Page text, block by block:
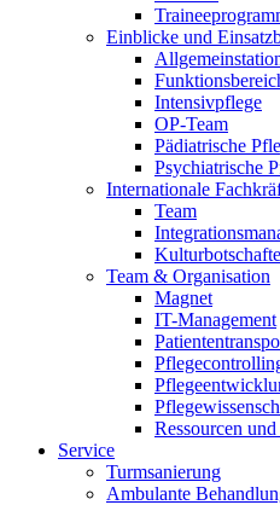
Einblicke und
Intensivpflege
OP-Team
Pädiatrische
Psychiatrische
Internationale
Team
Team & Organisation
Magnet
IT-Management
Ressourcen
Service
Turmsanierung
Ambulante